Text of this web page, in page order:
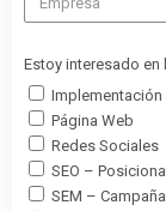
Estoy interesado
Implementación
Página Web
Redes Sociales
SEO –
SEM –